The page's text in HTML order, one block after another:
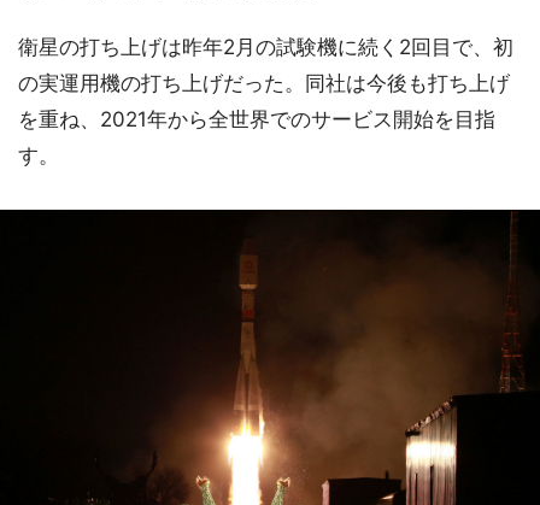
衛星の打ち上げは昨年2月の試験機に続く2回目で、初
の実運用機の打ち上げだった。同社は今後も打ち上げ
を重ね、2021年から全世界でのサービス開始を目指
す。